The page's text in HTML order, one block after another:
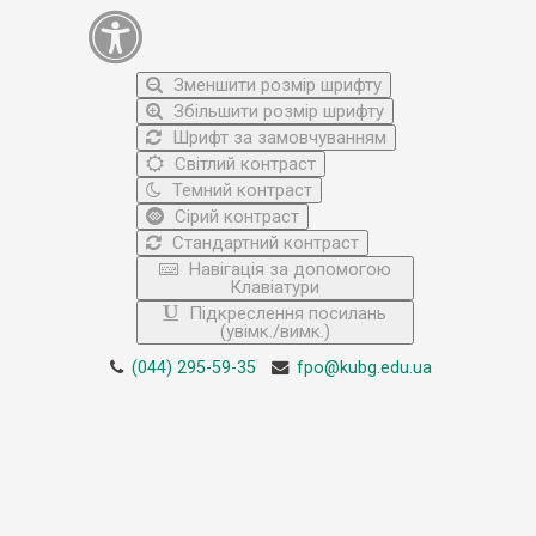
Зменшити розмір шрифту
Збільшити розмір шрифту
Шрифт за замовчуванням
Світлий контраст
Темний контраст
Сірий контраст
Стандартний контраст
Навігація за допомогою
Клавіатури
Підкреслення посилань
(увімк./вимк.)
(044) 295-59-35 fpo@kubg.edu.ua